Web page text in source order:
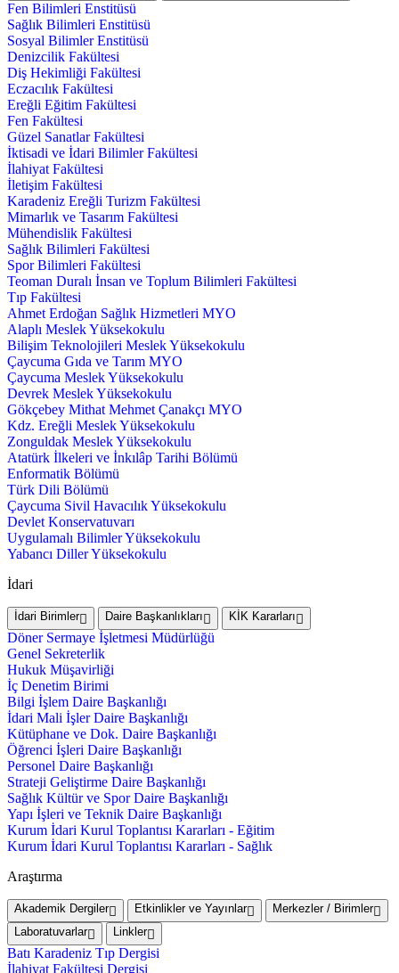
Fen Bilimleri Enstitüsü
Sağlık Bilimleri Enstitüsü
Sosyal Bilimler Enstitüsü
Denizcilik Fakültesi
Diş Hekimliği Fakültesi
Eczacılık Fakültesi
Ereğli Eğitim Fakültesi
Fen Fakültesi
Güzel Sanatlar Fakültesi
İktisadi ve İdari Bilimler Fakültesi
İlahiyat Fakültesi
İletişim Fakültesi
Karadeniz Ereğli Turizm Fakültesi
Mimarlık ve Tasarım Fakültesi
Mühendislik Fakültesi
Sağlık Bilimleri Fakültesi
Spor Bilimleri Fakültesi
Teoman Duralı İnsan ve Toplum Bilimleri Fakültesi
Tıp Fakültesi
Ahmet Erdoğan Sağlık Hizmetleri MYO
Alaplı Meslek Yüksekokulu
Bilişim Teknolojileri Meslek Yüksekokulu
Çaycuma Gıda ve Tarım MYO
Çaycuma Meslek Yüksekokulu
Devrek Meslek Yüksekokulu
Gökçebey Mithat Mehmet Çanakçı MYO
Kdz. Ereğli Meslek Yüksekokulu
Zonguldak Meslek Yüksekokulu
Atatürk İlkeleri ve İnkılâp Tarihi Bölümü
Enformatik Bölümü
Türk Dili Bölümü
Çaycuma Sivil Havacılık Yüksekokulu
Devlet Konservatuvarı
Uygulamalı Bilimler Yüksekokulu
Yabancı Diller Yüksekokulu
İdari
İdari Birimler Daire Başkanlıkları KİK Kararları
Döner Sermaye İşletmesi Müdürlüğü
Genel Sekreterlik
Hukuk Müşavirliği
İç Denetim Birimi
Bilgi İşlem Daire Başkanlığı
İdari Mali İşler Daire Başkanlığı
Kütüphane ve Dok. Daire Başkanlığı
Öğrenci İşleri Daire Başkanlığı
Personel Daire Başkanlığı
Strateji Geliştirme Daire Başkanlığı
Sağlık Kültür ve Spor Daire Başkanlığı
Yapı İşleri ve Teknik Daire Başkanlığı
Kurum İdari Kurul Toplantısı Kararları - Eğitim
Kurum İdari Kurul Toplantısı Kararları - Sağlık
Araştırma
Akademik Dergiler Etkinlikler ve Yayınlar
Merkezler / Birimler
Laboratuvarlar
Linkler
Batı Karadeniz Tıp Dergisi
İlahiyat Fakültesi Dergisi